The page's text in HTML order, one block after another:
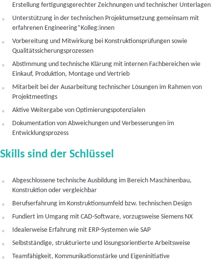
Erstellung fertigungsgerechter Zeichnungen und technischer Unterlagen
Unterstützung in der technischen Projektumsetzung gemeinsam mit
erfahrenen Engineering*Kolleg:innen
Vorbereitung und Mitwirkung bei Konstruktionsprüfungen sowie
Qualitätssicherungsprozessen
Abstimmung und technische Klärung mit internen Fachbereichen wie
Einkauf, Produktion, Montage und Vertrieb
Mitarbeit bei der Ausarbeitung technischer Lösungen im Rahmen von
Projektmeetings
Aktive Weitergabe von Optimierungspotenzialen
Dokumentation von Abweichungen und Verbesserungen im
Entwicklungsprozess
Skills sind der Schlüssel
Abgeschlossene technische Ausbildung im Bereich Maschinenbau,
Konstruktion oder vergleichbar
Berufserfahrung im Konstruktionsumfeld bzw. technischen Design
Fundiert im Umgang mit CAD-Software, vorzugsweise Siemens NX
Idealerweise Erfahrung mit ERP-Systemen wie SAP
Selbstständige, strukturierte und lösungsorientierte Arbeitsweise
Teamfähigkeit, Kommunikationsstärke und Eigeninitiative